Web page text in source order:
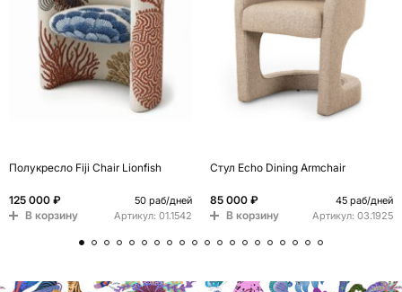
Полукресло Fiji Chair Lionfish
125 000 ₽ 50 раб/дней
В корзину Артикул: 01.1542
Стул Echo Dining Armchair
85 000 ₽ 45 раб/дней
В корзину Артикул: 03.1925